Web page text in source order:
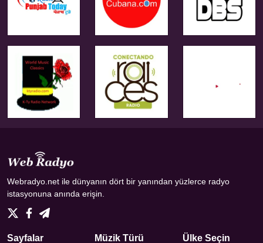
Webradyo.net ile dünyanın dört bir yanından yüzlerce radyo
istasyonuna anında erişin.
Sayfalar Müzik Türü Ülke Seçin